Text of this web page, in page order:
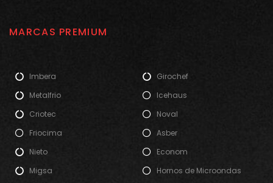
MARCAS PREMIUM
Imbera
Metalfrio
Criotec
Friocima
Nieto
Migsa
Girochef
Icehaus
Noval
Asber
Econom
Hornos de Microondas